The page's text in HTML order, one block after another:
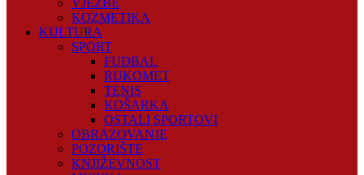
VJEŽBE
KOZMETIKA
KULTURA
SPORT
FUDBAL
RUKOMET
TENIS
KOŠARKA
OSTALI SPORTOVI
OBRAZOVANJE
POZORIŠTE
KNJIŽEVNOST